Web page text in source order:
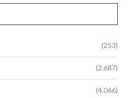
(253)
(2.687)
(4.066)